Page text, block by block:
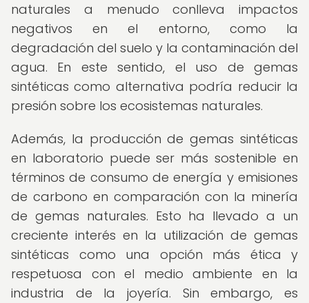
naturales a menudo conlleva impactos
negativos en el entorno, como la
degradación del suelo y la contaminación del
agua. En este sentido, el uso de gemas
sintéticas como alternativa podría reducir la
presión sobre los ecosistemas naturales.
Además, la producción de gemas sintéticas
en laboratorio puede ser más sostenible en
términos de consumo de energía y emisiones
de carbono en comparación con la minería
de gemas naturales. Esto ha llevado a un
creciente interés en la utilización de gemas
sintéticas como una opción más ética y
respetuosa con el medio ambiente en la
industria de la joyería. Sin embargo, es